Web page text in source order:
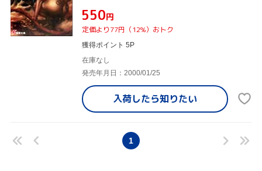
¥550円
定価より77円（12%）おトク
獲得ポイント 5P
在庫なし
発売年月日：2000/01/25
入荷したら知りたい
1